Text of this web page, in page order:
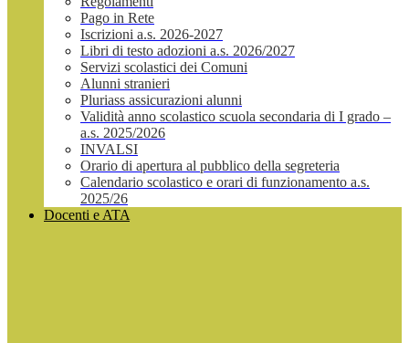
Pago in Rete
Iscrizioni a.s. 2026-2027
Libri di testo adozioni a.s. 2026/2027
Servizi scolastici dei Comuni
Alunni stranieri
Pluriass assicurazioni alunni
Validità anno scolastico scuola secondaria di I grado –
a.s. 2025/2026
INVALSI
Orario di apertura al pubblico della segreteria
Calendario scolastico e orari di funzionamento a.s.
2025/26
Docenti e ATA